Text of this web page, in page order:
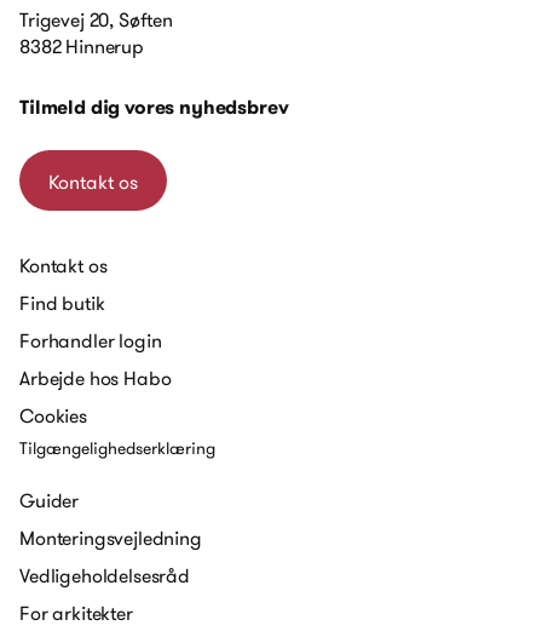
Trigevej 20, Søften
8382 Hinnerup
Tilmeld dig vores nyhedsbrev
Kontakt os
Kontakt os
Find butik
Forhandler login
Arbejde hos Habo
Cookies
Tilgængelighedserklæring
Guider
Monteringsvejledning
Vedligeholdelsesråd
For arkitekter